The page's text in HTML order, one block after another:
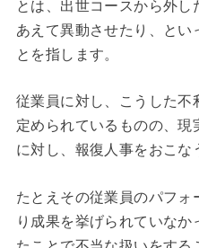
とは、出世コースから外
あえて異動させたり、とい
とを指します。
従業員に対し、こうした不
定められているものの、現
に対し、報復人事をおこな
たとえその従業員のパフォ
り成果を挙げられていな